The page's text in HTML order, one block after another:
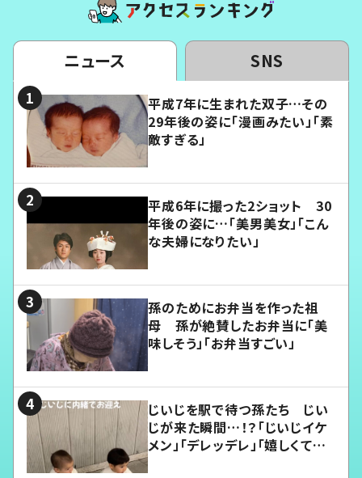
ニュース SNS
平成7年に生まれた双子…その
29年後の姿に「漫画みたい」「素
敵すぎる」
平成6年に撮った2ショット 30
年後の姿に…「美男美女」「こん
な夫婦になりたい」
孫のためにお弁当を作った祖
母 孫が絶賛したお弁当に「美
味しそう」「お弁当すごい」
じいじを駅で待つ孫たち じい
じが来た瞬間…！？「じいじイケ
メン」「デレッデレ」「嬉しくて可